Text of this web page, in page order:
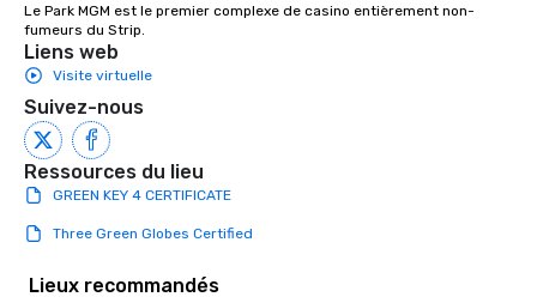
Le Park MGM est le premier complexe de casino entièrement non-
fumeurs du Strip.
Liens web
Visite virtuelle
Suivez-nous
Ressources du lieu
GREEN KEY 4 CERTIFICATE
Three Green Globes Certified
Lieux recommandés